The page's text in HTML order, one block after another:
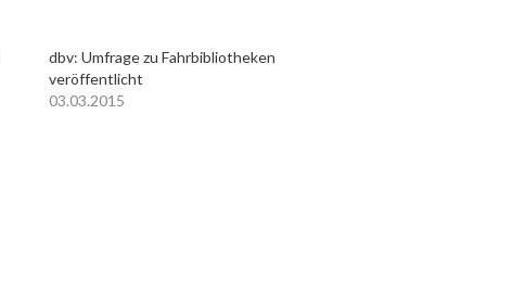
dbv: Umfrage zu Fahrbibliotheken
veröffentlicht
03.03.2015